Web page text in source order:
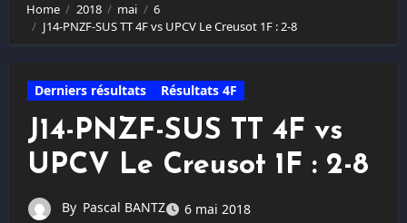
Home 2018 mai
6
J14-PNZF-SUS TT 4F vs UPCV Le Creusot 1F : 2-8
Derniers résultats Résultats 4F
J14-PNZF-SUS TT 4F vs
UPCV Le Creusot 1F : 2-8
By Pascal BANTZ 6 mai 2018